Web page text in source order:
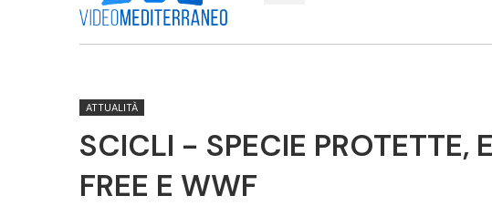
ATTUALITÀ
SCICLI - SPECIE PROTETTE,
FREE E WWF